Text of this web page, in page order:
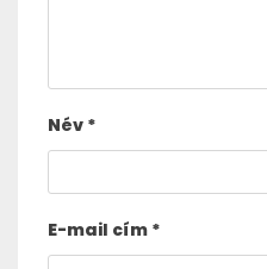
Név *
E-mail cím *